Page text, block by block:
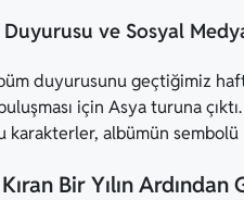
ve Sosyal
duyurusunu geçtiğimiz
için Asya turuna
karakterler, albümün sembolü
Bir Yılın